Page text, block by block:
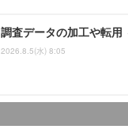
調査データの加工や転用
2026.8.5(水) 8:05